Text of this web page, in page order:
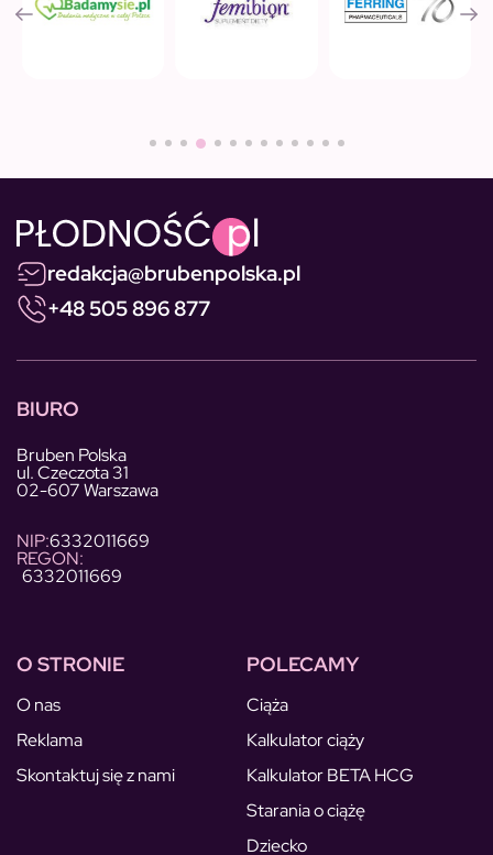
redakcja@brubenpolska.pl
+48 505 896 877
BIURO
Bruben Polska
ul. Czeczota 31
02-607 Warszawa
NIP:6332011669
REGON:
6332011669
O STRONIE
O nas
Reklama
Skontaktuj się z nami
POLECAMY
Ciąża
Kalkulator ciąży
Kalkulator BETA HCG
Starania o ciążę
Dziecko